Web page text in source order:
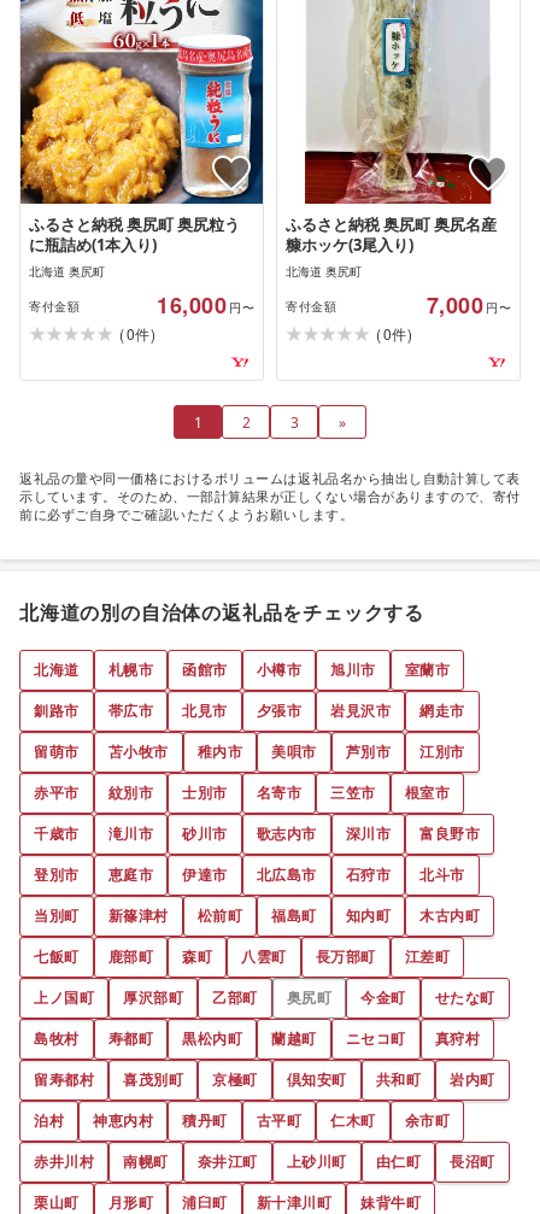
ふるさと納税 奥尻町 奥尻粒う
に瓶詰め(1本入り)
北海道 奥尻町
寄付金額 16,000 円〜
(0件)
ふるさと納税 奥尻町 奥尻名産
糠ホッケ(3尾入り)
北海道 奥尻町
寄付金額 7,000 円〜
(0件)
1 2 3 »
返礼品の量や同一価格におけるボリュームは返礼品名から抽出し自動計算して表
示しています。そのため、一部計算結果が正しくない場合がありますので、寄付
前に必ずご自身でご確認いただくようお願いします。
北海道の別の自治体の返礼品をチェックする
北海道 札幌市 函館市 小樽市 旭川市
室蘭市
釧路市
帯広市 北見市 夕張市 岩見沢市
網走市
留萌市
苫小牧市 稚内市 美唄市 芦別市
江別市
赤平市
紋別市 士別市 名寄市 三笠市
根室市
千歳市
滝川市 砂川市 歌志内市 深川市
富良野市
登別市
恵庭市 伊達市 北広島市 石狩市
北斗市
当別町
新篠津村 松前町 福島町 知内町
木古内町
七飯町
鹿部町 森町 八雲町 長万部町
江差町
上ノ国町
厚沢部町 乙部町 奥尻町 今金町
せたな町
島牧村
寿都町 黒松内町 蘭越町 ニセコ町
真狩村
留寿都村
喜茂別町 京極町 倶知安町 共和町
岩内町
泊村
神恵内村 積丹町 古平町 仁木町
余市町
赤井川村
南幌町 奈井江町 上砂川町 由仁町
長沼町
栗山町
月形町 浦臼町 新十津川町
妹背牛町